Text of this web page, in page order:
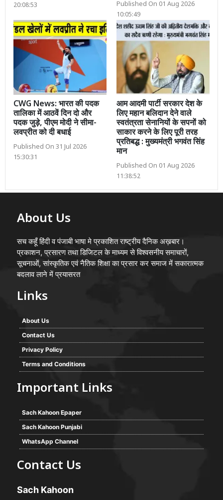
20:08:53
Published On 01 Aug 2026
10:05:49
CWG News: भारत की पदक
तालिका में आठवें दिन दो और
पदक जुड़े, पीएम मोदी ने सीमा-
लवप्रीत को दी बधाई
Published On 31 Jul 2026
15:30:31
आम आदमी पार्टी सरकार देश के
लिए महान बलिदान देने वाले
स्वतंत्रता सेनानियों के सपनों को
साकार करने के लिए पूरी तरह
प्रतिबद्ध : मुख्यमंत्री भगवंत सिंह
मान
Published On 01 Aug 2026
11:38:52
About Us
सच कहूँ हिंदी व पंजाबी भाषा मे प्रकाशित राष्ट्रीय दैनिक अख़बार।
प्रकाशन, प्रसारण तथा डिजिटल के माध्यम से विश्वसनीय समाचारों,
सूचनाओं, सांस्कृतिक एवं नैतिक शिक्षा का प्रसार कर समाज में सकारात्मक
बदलाव लाने में प्रयासरत
Links
About Us
Contact Us
Privacy Policy
Terms and Conditions
Important Links
Sach Kahoon Epaper
Sach Kahoon Punjabi
WhatsApp Channel
Contact Us
Sach Kahoon